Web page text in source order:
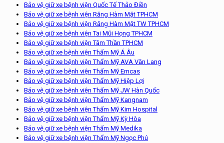
Bảo vệ giữ xe bệnh viện Quốc Tế Thảo Điền
Bảo vệ giữ xe bệnh viện Răng Hàm Mặt TPHCM
Bảo vệ giữ xe bệnh viện Răng Hàm Mặt TW TPHCM
Bảo vệ giữ xe bệnh viện Tai Mũi Họng TPHCM
Bảo vệ giữ xe bệnh viện Tâm Thần TPHCM
Bảo vệ giữ xe bệnh viện Thẩm Mỹ Á Âu
Bảo vệ giữ xe bệnh viện Thẩm Mỹ AVA Văn Lang
Bảo vệ giữ xe bệnh viện Thẩm Mỹ Emcas
Bảo vệ giữ xe bệnh viện Thẩm Mỹ Hiệp Lợi
Bảo vệ giữ xe bệnh viện Thẩm Mỹ JW Hàn Quốc
Bảo vệ giữ xe bệnh viện Thẩm Mỹ Kangnam
Bảo vệ giữ xe bệnh viện Thẩm Mỹ Kim Hospital
Bảo vệ giữ xe bệnh viện Thẩm Mỹ Kỳ Hòa
Bảo vệ giữ xe bệnh viện Thẩm Mỹ Medika
Bảo vệ giữ xe bệnh viện Thẩm Mỹ Ngọc Phú